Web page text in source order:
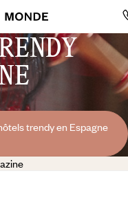
trendy en Espagne